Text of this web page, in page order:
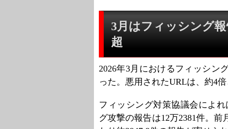
3月はフィッシング
超
2026年3月におけるフィッシン
った。悪用されたURLは、約4倍
フィッシング対策協議会によ
グ攻撃の報告は12万2381件。前